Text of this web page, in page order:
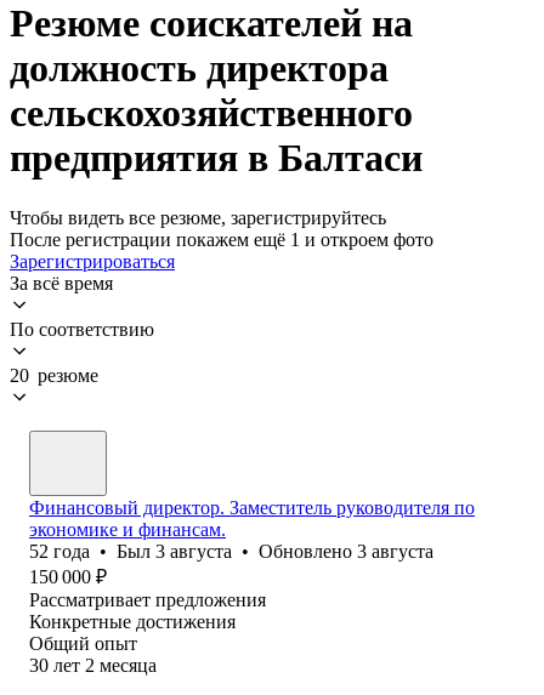
Резюме соискателей на
должность директора
сельскохозяйственного
предприятия в Балтаси
Чтобы видеть все резюме, зарегистрируйтесь
После регистрации покажем ещё 1 и откроем фото
Зарегистрироваться
За всё время
По соответствию
20 резюме
Финансовый директор. Заместитель руководителя по
экономике и финансам.
52 года • Был 3 августа • Обновлено 3 августа
150 000 ₽
Рассматривает предложения
Конкретные достижения
Общий опыт
30 лет 2 месяца